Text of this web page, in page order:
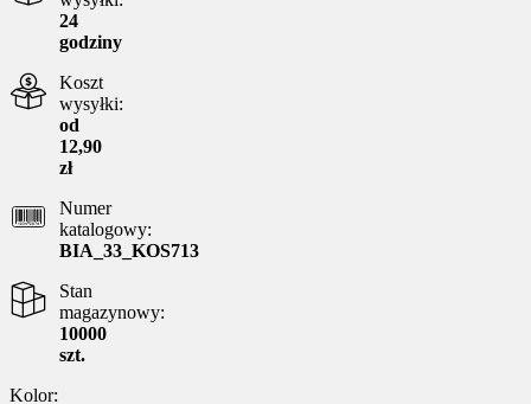
24
godziny
Koszt
wysyłki:
od
12,90
zł
Numer
katalogowy:
BIA_33_KOS713
Stan
magazynowy:
10000
szt.
Kolor: